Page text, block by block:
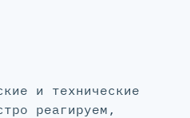
и технические
реагируем,